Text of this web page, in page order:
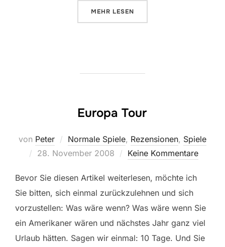
MEHR ÜBER „TEN DAYS IN THE USA“
LESEN
Europa Tour
von Peter Normale Spiele, Rezensionen, Spiele
Veröffentlicht
28. November 2008 Keine Kommentare
Bevor Sie diesen Artikel weiterlesen, möchte ich
Sie bitten, sich einmal zurückzulehnen und sich
vorzustellen: Was wäre wenn? Was wäre wenn Sie
ein Amerikaner wären und nächstes Jahr ganz viel
Urlaub hätten. Sagen wir einmal: 10 Tage. Und Sie